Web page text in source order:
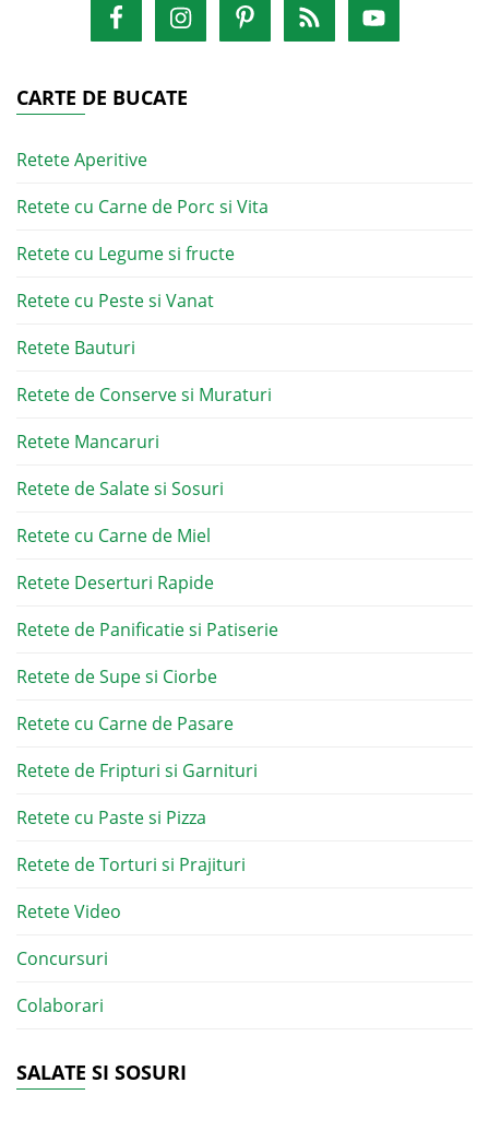
CARTE DE BUCATE
Retete Aperitive
Retete cu Carne de Porc si Vita
Retete cu Legume si fructe
Retete cu Peste si Vanat
Retete Bauturi
Retete de Conserve si Muraturi
Retete Mancaruri
Retete de Salate si Sosuri
Retete cu Carne de Miel
Retete Deserturi Rapide
Retete de Panificatie si Patiserie
Retete de Supe si Ciorbe
Retete cu Carne de Pasare
Retete de Fripturi si Garnituri
Retete cu Paste si Pizza
Retete de Torturi si Prajituri
Retete Video
Concursuri
Colaborari
SALATE SI SOSURI